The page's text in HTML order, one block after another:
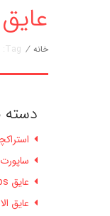
عایق
خانه / Tag: عایق الاستومری شیراز
دسته
عایق xps
عایق